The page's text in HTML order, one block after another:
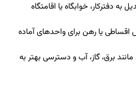
دفترکار، خوابگاه یا اقامتگاه
یا رهن برای واحدهای آماده
برق، گاز، آب و دسترسی بهتر به